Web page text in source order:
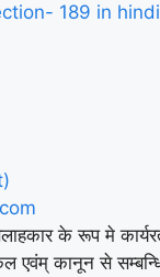
189 in
के रूप मे
एवंम् कानून से